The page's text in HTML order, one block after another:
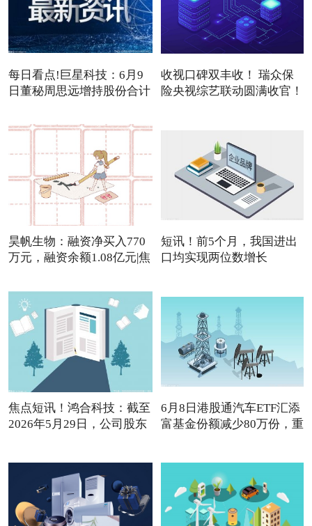
每日看点!巨星科技：6月9
日董秘周思远增持股份合计
收视口碑双丰收！ 瑞众保
险央视综艺联动圆满收官！
昊帆生物：融资净买入770
万元，融资余额1.08亿元|焦
短讯！前5个月，我国进出
口均实现两位数增长
焦点短讯！鸿合科技：截至
2026年5月29日，公司股东
6月8日港股通汽车ETF汇添
富基金份额减少80万份，重